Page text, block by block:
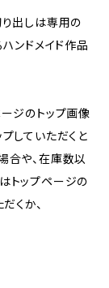
出しは専用の
ンドメイド作品
ジのトップ画像
していただくと
合や、在庫数以
トップページの
くか、